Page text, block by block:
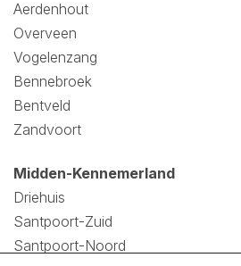
Aerdenhout
Overveen
Vogelenzang
Bennebroek
Bentveld
Zandvoort
Midden-Kennemerland
Driehuis
Santpoort-Zuid
Santpoort-Noord